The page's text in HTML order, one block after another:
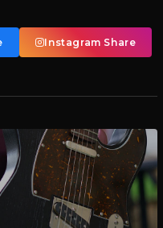
Instagram Share